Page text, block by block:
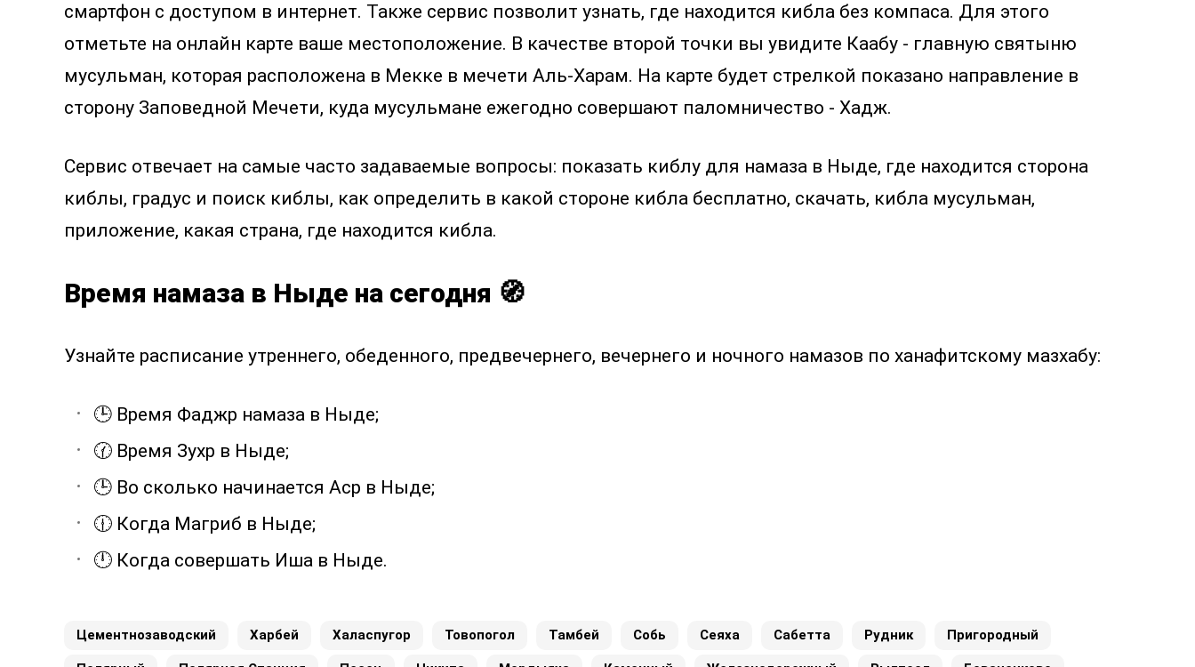
смартфон с доступом в интернет. Также сервис позволит узнать, где находится кибла без компаса. Для этого
отметьте на онлайн карте ваше местоположение. В качестве второй точки вы увидите Каабу - главную святыню
мусульман, которая расположена в Мекке в мечети Аль-Харам. На карте будет стрелкой показано направление в
сторону Заповедной Мечети, куда мусульмане ежегодно совершают паломничество - Хадж.
Сервис отвечает на самые часто задаваемые вопросы: показать киблу для намаза в Ныде, где находится сторона
киблы, градус и поиск киблы, как определить в какой стороне кибла бесплатно, скачать, кибла мусульман,
приложение, какая страна, где находится кибла.
Время намаза в Ныде на сегодня 🧭
Узнайте расписание утреннего, обеденного, предвечернего, вечернего и ночного намазов по ханафитскому мазхабу:
🕒 Время Фаджр намаза в Ныде;
🕜 Время Зухр в Ныде;
🕒 Во сколько начинается Аср в Ныде;
🕧 Когда Магриб в Ныде;
🕛 Когда совершать Иша в Ныде.
Цементнозаводский Харбей Халаспугор Товопогол Тамбей Собь Сеяха Сабетта Рудник Пригородный